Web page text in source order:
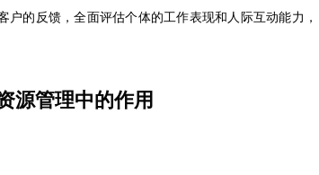
的反馈，全面评估个体的工作表现和人际互动能力，
源管理中的作用